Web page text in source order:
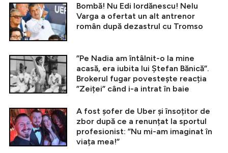
Bombă! Nu Edi Iordănescu! Nelu
Varga a ofertat un alt antrenor
român după dezastrul cu Tromso
”Pe Nadia am întâlnit-o la mine
acasă, era iubita lui Ștefan Bănică”.
Brokerul fugar povestește reacția
”Zeiței” când i-a intrat în baie
A fost șofer de Uber și însoțitor de
zbor după ce a renunțat la sportul
profesionist: ”Nu mi-am imaginat în
viața mea!”